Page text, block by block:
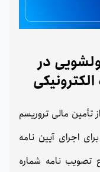
در
تأمین مالی تروریسم
اجرای آیین نامه
تصویب نامه شماره